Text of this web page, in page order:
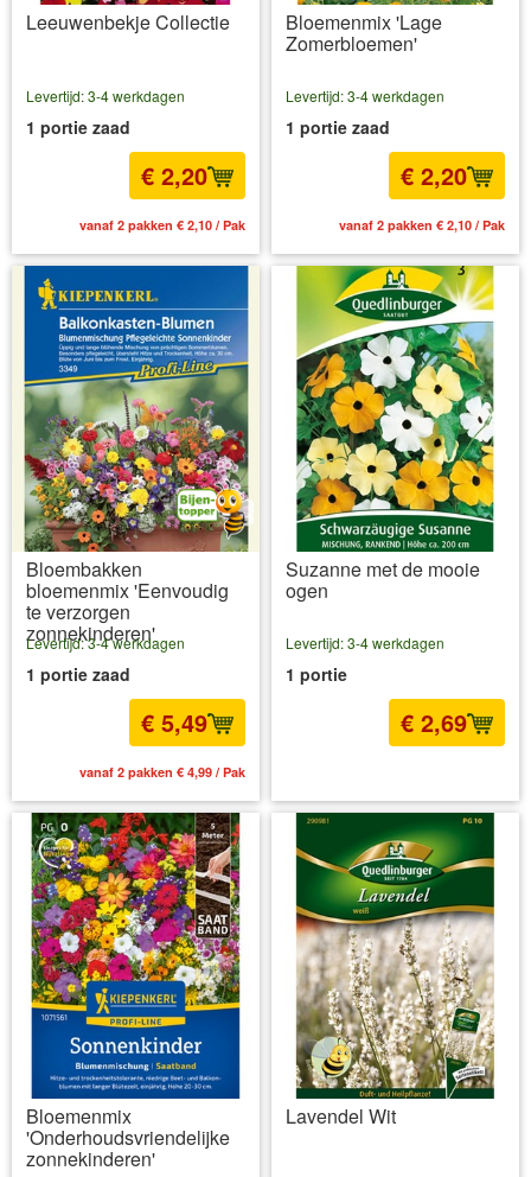
Leeuwenbekje Collectie
Levertijd: 3-4 werkdagen
1 portie zaad
€ 2,20
vanaf 2 pakken € 2,10 / Pak
Bloemenmix 'Lage
Zomerbloemen'
Levertijd: 3-4 werkdagen
1 portie zaad
€ 2,20
vanaf 2 pakken € 2,10 / Pak
Bloembakken
bloemenmix 'Eenvoudig
te verzorgen
zonnekinderen'
Levertijd: 3-4 werkdagen
1 portie zaad
€ 5,49
vanaf 2 pakken € 4,99 / Pak
Suzanne met de mooie
ogen
Levertijd: 3-4 werkdagen
1 portie
€ 2,69
Bloemenmix
'Onderhoudsvriendelijke
zonnekinderen'
Lavendel Wit